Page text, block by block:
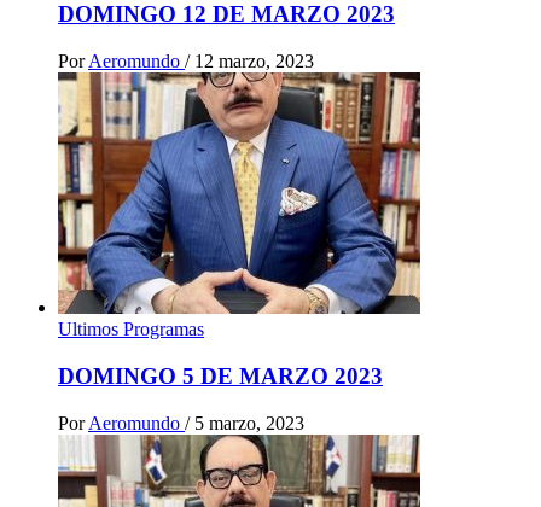
DOMINGO 12 DE MARZO 2023
Por Aeromundo / 12 marzo, 2023
Ultimos Programas
DOMINGO 5 DE MARZO 2023
Por Aeromundo / 5 marzo, 2023